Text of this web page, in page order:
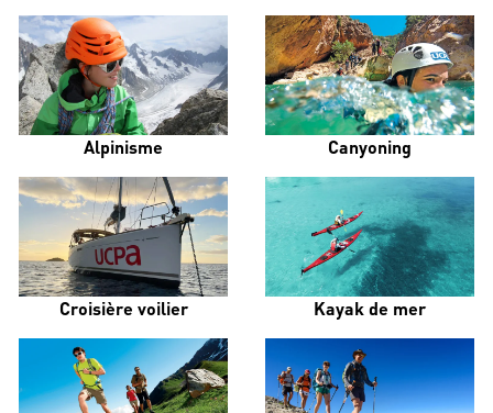
Alpinisme Canyoning
Croisière voilier Kayak de mer